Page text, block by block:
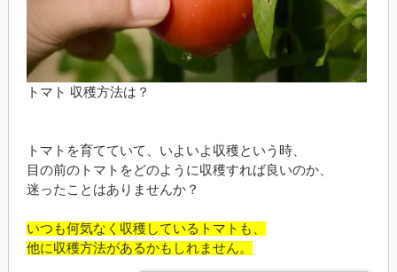
トマト 収穫方法は？
トマトを育てていて、いよいよ収穫という時、
目の前のトマトをどのように収穫すれば良いのか、
迷ったことはありませんか？
いつも何気なく収穫しているトマトも、
他に収穫方法があるかもしれません。